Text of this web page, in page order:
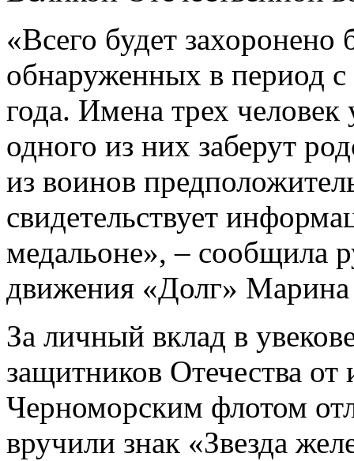
«Всего будет захоронено
обнаруженных в период
года. Имена трех человек
одного из них заберут
из воинов
свидетельствует
медальоне», – сообщила
движения «Долг» Марина
За личный вклад в
защитников Отечества
Черноморским флотом
вручили знак «Звезда